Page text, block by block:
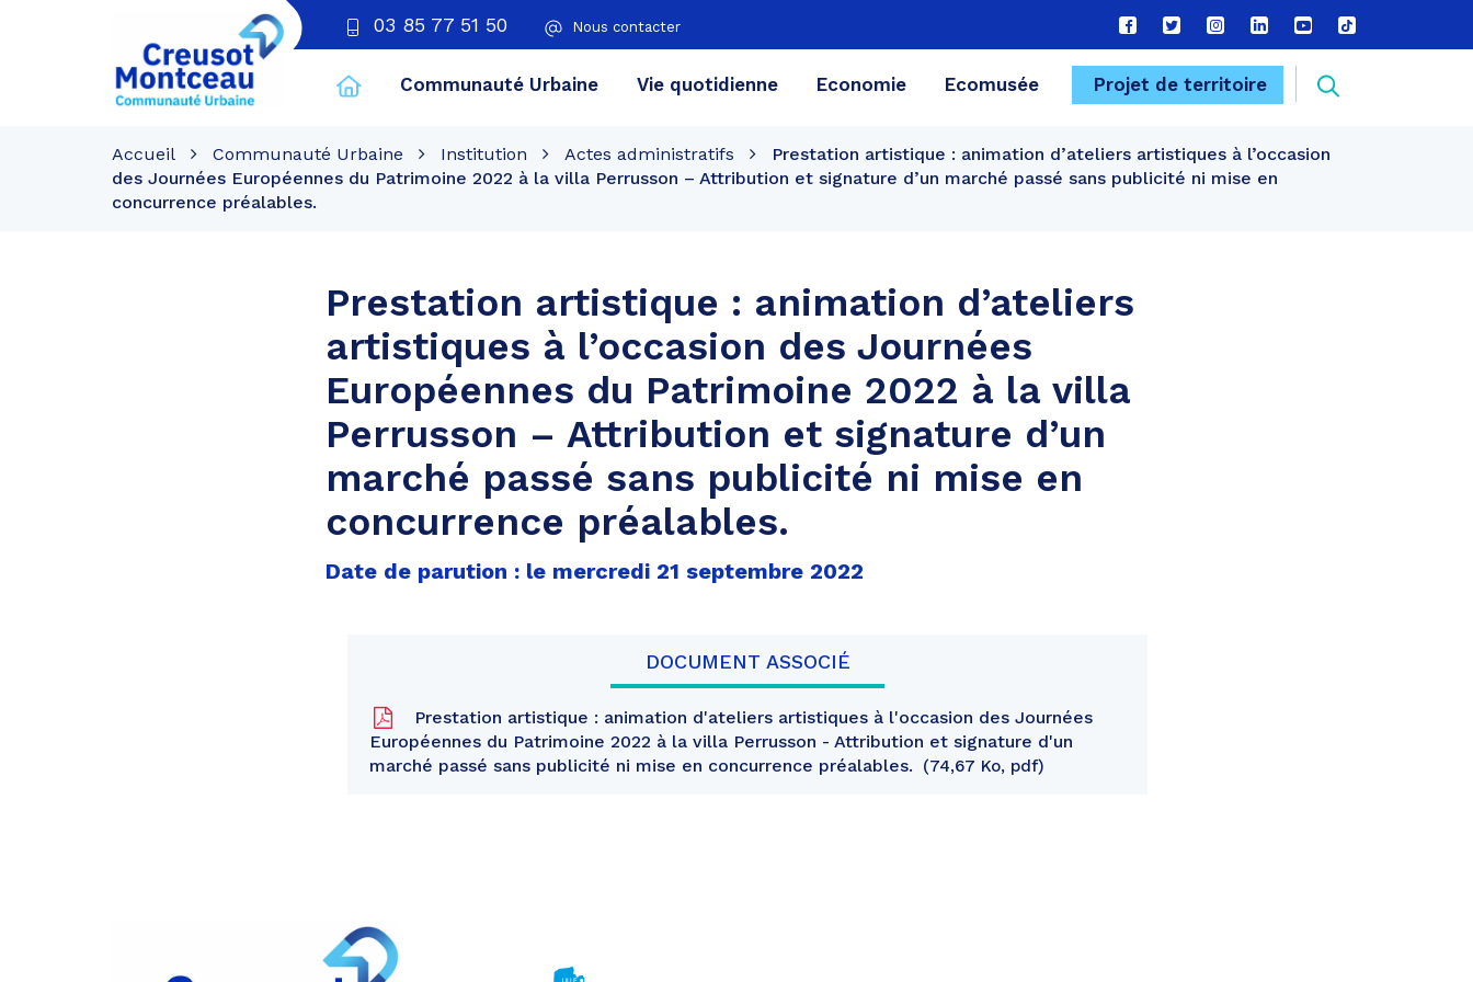
03 85 77 51 50 Nous contacter
Lien
vers
compte
Lien
vers
compte
Lien
vers
compte
Lien
vers
compte
Lien
vers
chaîne
Lien
vers
Creusot
Montceau
Communauté Urbaine Vie quotidienne Economie Ecomusée Projet de territoire
FERMER
Accueil Communauté Urbaine Institution Actes administratifs
Prestation artistique : animation d’ateliers artistiques à l’occasion
des Journées Européennes du Patrimoine 2022 à la villa Perrusson – Attribution et signature d’un marché passé sans publicité ni mise en
concurrence préalables.
Prestation artistique : animation d’ateliers
artistiques à l’occasion des Journées
Européennes du Patrimoine 2022 à la villa
Perrusson – Attribution et signature d’un
marché passé sans publicité ni mise en
concurrence préalables.
Date de parution : le mercredi 21 septembre 2022
DOCUMENT ASSOCIÉ
Prestation artistique : animation d'ateliers artistiques à l'occasion des Journées
Européennes du Patrimoine 2022 à la villa Perrusson - Attribution et signature d'un
marché passé sans publicité ni mise en concurrence préalables.
74,67 Ko, pdf
Partager